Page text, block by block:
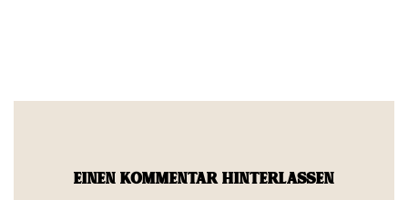
EINEN KOMMENTAR HINTERLASSEN